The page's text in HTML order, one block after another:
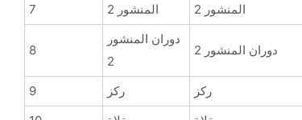
7 المنشور 2 المنشور 2
8
دوران المنشور
2
دوران المنشور 2
9 ركز
ركز